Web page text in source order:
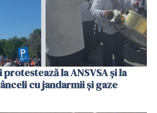
la ANSVSA și la
cu jandarmii și gaze